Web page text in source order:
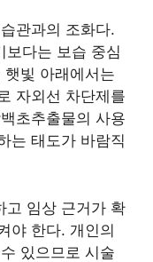
관과의 조화다.
보다는 보습 중심
빛 아래에서는
자외선 차단제를
초추출물의 사용
는 태도가 바람직
고 임상 근거가 확
야 한다. 개인의
있으므로 시술